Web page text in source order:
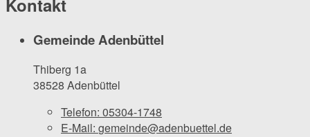
Gemeinde Adenbüttel
Thiberg 1a
38528 Adenbüttel
Telefon: 05304-1748
E-Mail: gemeinde@adenbuettel.de